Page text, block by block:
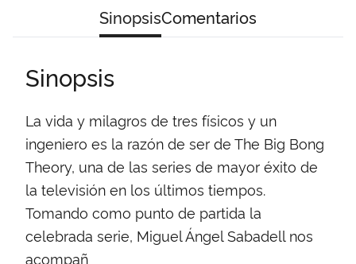
SinopsisComentarios
Sinopsis
La vida y milagros de tres físicos y un
ingeniero es la razón de ser de The Big Bong
Theory, una de las series de mayor éxito de
la televisión en los últimos tiempos.
Tomando como punto de partida la
celebrada serie, Miguel Ángel Sabadell nos
acompañ